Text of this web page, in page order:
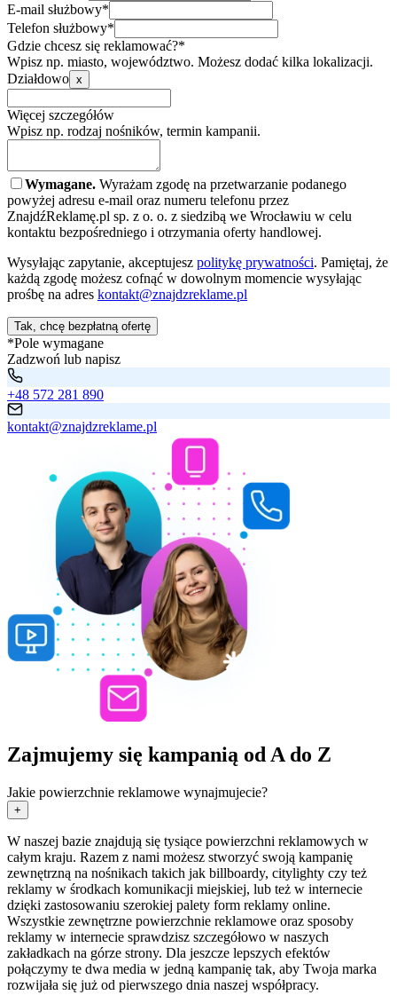
E-mail służbowy*
Telefon służbowy*
Gdzie chcesz się reklamować?*
Wpisz np. miasto, województwo. Możesz dodać kilka lokalizacji.
Działdowo x
Więcej szczegółów
Wpisz np. rodzaj nośników, termin kampanii.
Wymagane. Wyrażam zgodę na przetwarzanie podanego
powyżej adresu e-mail oraz numeru telefonu przez
ZnajdźReklamę.pl sp. z o. o. z siedzibą we Wrocławiu w celu
kontaktu bezpośredniego i otrzymania oferty handlowej.
Wysyłając zapytanie, akceptujesz politykę prywatności. Pamiętaj, że
każdą zgodę możesz cofnąć w dowolnym momencie wysyłając
prośbę na adres kontakt@znajdzreklame.pl
Tak, chcę bezpłatną ofertę
*Pole wymagane
Zadzwoń lub napisz
+48 572 281 890
kontakt@znajdzreklame.pl
Zajmujemy się kampanią od A do Z
Jakie powierzchnie reklamowe wynajmujecie?
+
W naszej bazie znajdują się tysiące powierzchni reklamowych w
całym kraju. Razem z nami możesz stworzyć swoją kampanię
zewnętrzną na nośnikach takich jak billboardy, citylighty czy też
reklamy w środkach komunikacji miejskiej, lub też w internecie
dzięki zastosowaniu szerokiej palety form reklamy online.
Wszystkie zewnętrzne powierzchnie reklamowe oraz sposoby
reklamy w internecie sprawdzisz szczegółowo w naszych
zakładkach na górze strony. Dla jeszcze lepszych efektów
połączymy te dwa media w jedną kampanię tak, aby Twoja marka
rozwijała się już od pierwszego dnia naszej współpracy.